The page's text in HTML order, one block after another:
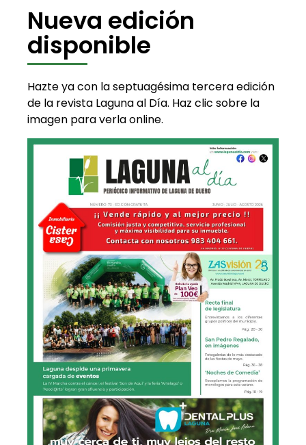
Nueva edición
disponible
Hazte ya con la septuagésima tercera edición
de la revista Laguna al Día. Haz clic sobre la
imagen para verla online.